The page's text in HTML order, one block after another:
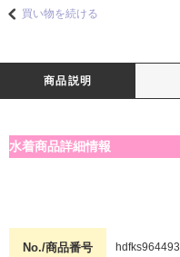
買い物を続ける
商品説明
水着商品詳細情報
No./商品番号 hdfks964493